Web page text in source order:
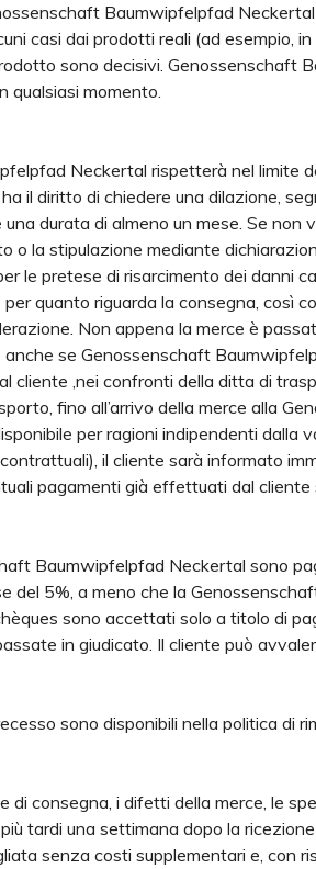
Baumwipfelpfad
casi dai prodotti reali (ad esempio,
sono decisivi. Genossenschaft
qualsiasi momento.
Neckertal rispetterà nel limite
il diritto di chiedere una dilazione,
durata di almeno un mese. Se
o la stipulazione mediante
le pretese di risarcimento dei danni
per quanto riguarda la consegna,
Non appena la merce è
se Genossenschaft
cliente ,nei confronti della ditta di
fino all’arrivo della merce alla
per ragioni indipendenti
il cliente sarà informato
pagamenti già effettuati dal
Baumwipfelpfad Neckertal sono
del 5%, a meno che la
sono accettati solo a titolo di
in giudicato. Il cliente può
sono disponibili nella politica di
di consegna, i difetti della merce, le
tardi una settimana dopo la
senza costi supplementari e, con